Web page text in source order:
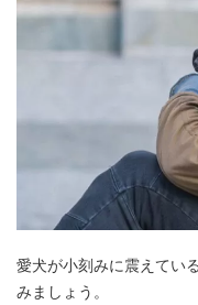
愛犬が小刻みに震えてい
みましょう。